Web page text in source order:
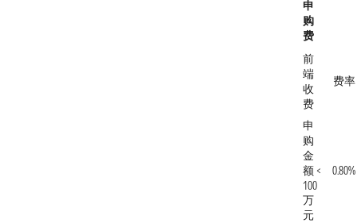
申
购
费
前
端
收
费
费率
申
购
金
额 <
100
万
元
0.80%